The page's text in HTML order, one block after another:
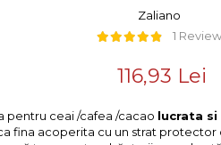
Zaliano
1 Review
116,93 Lei
pentru ceai /cafea /cacao lucrata
fina acoperita cu un strat protector